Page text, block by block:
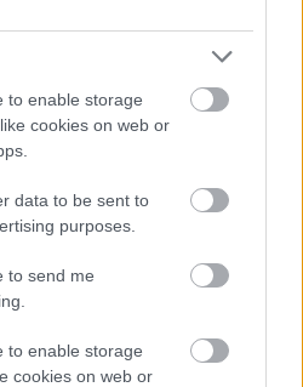
to enable storage
cookies on web or
data to be sent to
purposes.
to send me
to enable storage
cookies on web or
gultas ir
Rīkstnieks
pārbaudi
Ziņot